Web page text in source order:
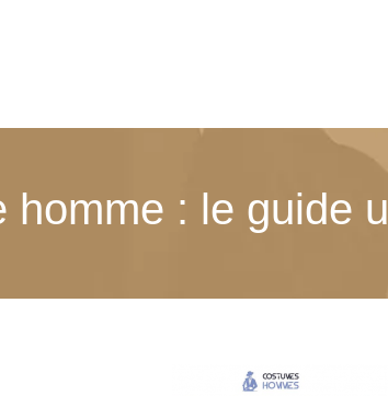
homme : le guide